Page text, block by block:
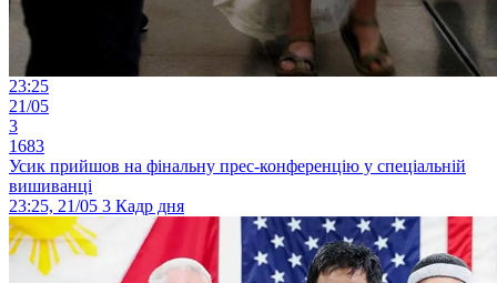
23:25
21/05
3
1683
Усик прийшов на фінальну прес-конференцію у спеціальній
вишиванці
23:25, 21/05 3 Кадр дня